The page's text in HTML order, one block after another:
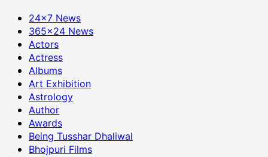
24×7 News
365×24 News
Actors
Actress
Albums
Art Exhibition
Astrology
Author
Awards
Being Tusshar Dhaliwal
Bhojpuri Films